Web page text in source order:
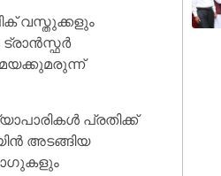
വസ്തുക്കളും
പ്രതിക്ക്
അടങ്ങിയ